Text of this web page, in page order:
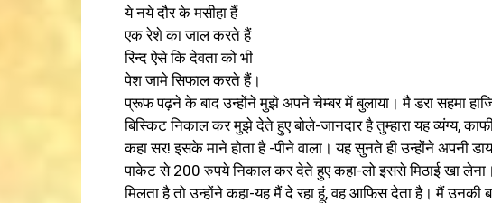
ये नये दौर के मसीहा हैं
एक रेशे का जाल करते हैं
रिन्द ऐसे कि देवता को भी
पेश जामे सिफाल करते हैं।
प्रूफ पढ़ने के बाद उन्होंने मुझे अपने चेम्बर में बुलाया। मै डरा सहमा
बिस्किट निकाल कर मुझे देते हुए बोले-जानदार है तुम्हारा यह व्यंग्य,
कहा सर! इसके माने होता है -पीने वाला। यह सुनते ही उन्होंने अपनी
पाकेट से 200 रुपये निकाल कर देते हुए कहा-लो इससे मिठाई खा
मिलता है तो उन्होंने कहा-यह मैं दे रहा हूं, वह आफिस देता है। मैं उनकी